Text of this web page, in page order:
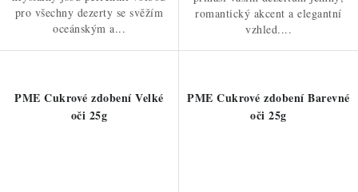
pro všechny dezerty se svěžím
oceánským a...
romantický akcent a elegantní
vzhled....
PME Cukrové zdobení Velké
oči 25g
PME Cukrové zdobení Barevné
oči 25g